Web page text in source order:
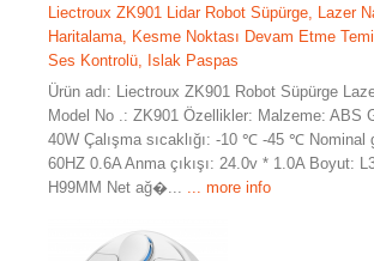
Liectroux ZK901 Lidar Robot Süpürge, Lazer
Haritalama, Kesme Noktası Devam Etme
Ses Kontrolü, Islak Paspas
Ürün adı: Liectroux ZK901 Robot Süpürge
Model No .: ZK901 Özellikler: Malzeme: ABS
40W Çalışma sıcaklığı: -10 ℃ -45 ℃ Nominal
60HZ 0.6A Anma çıkışı: 24.0v * 1.0A Boyut:
H99MM Net ağ�...
... more info